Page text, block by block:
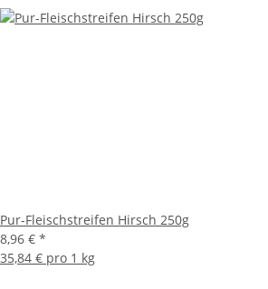
Pur-Fleischstreifen Hirsch 250g
8,96 € *
35,84 € pro 1 kg